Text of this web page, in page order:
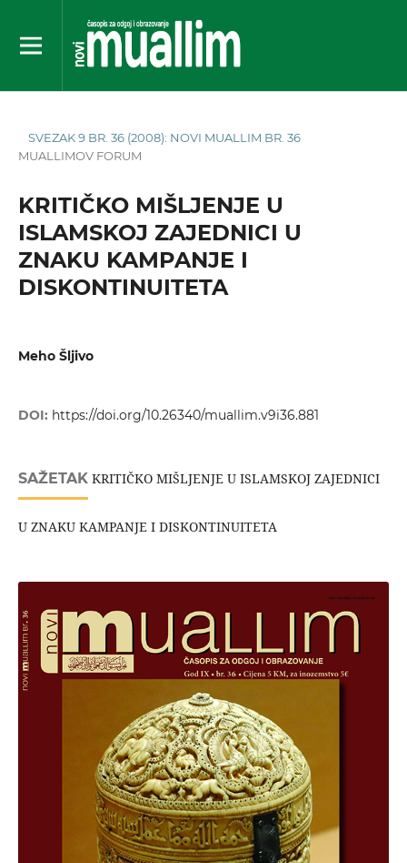
SVEZAK 9 BR. 36 (2008): NOVI MUALLIM BR. 36
MUALLIMOV FORUM
KRITIČKO MIŠLJENJE U
ISLAMSKOJ ZAJEDNICI U
ZNAKU KAMPANJE I
DISKONTINUITETA
Meho Šljivo
DOI: https://doi.org/10.26340/muallim.v9i36.881
SAŽETAKKRITIČKO MIŠLJENJE U ISLAMSKOJ ZAJEDNICI
U ZNAKU KAMPANJE I DISKONTINUITETA